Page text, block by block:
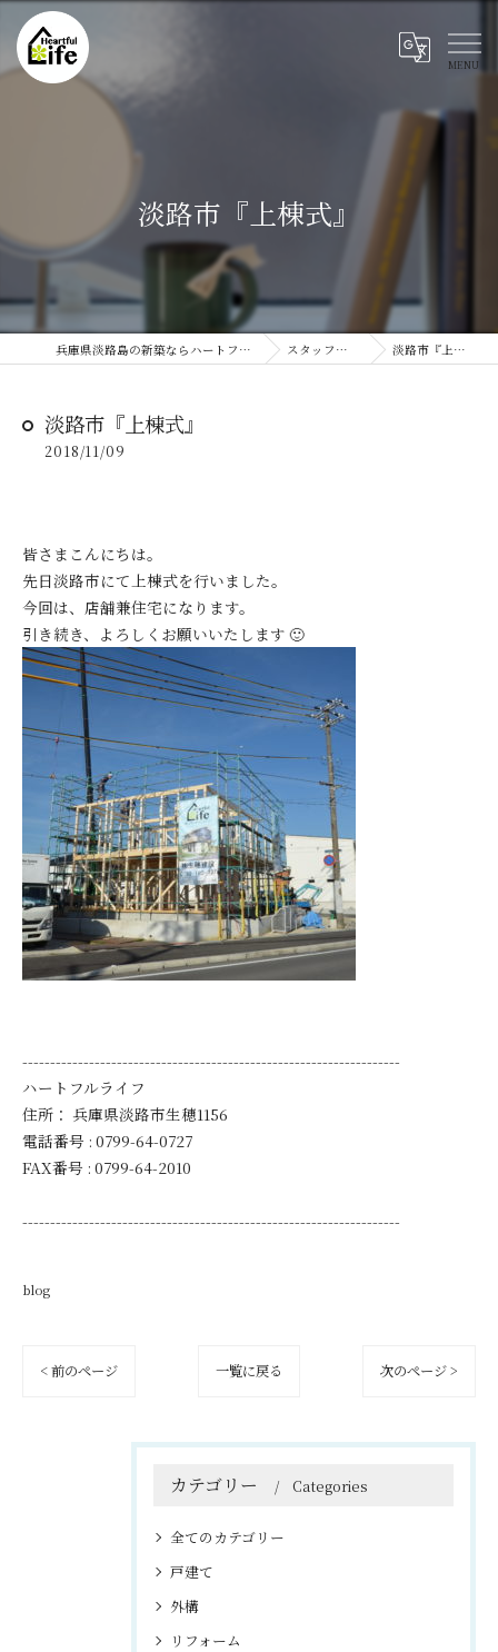
淡路市『上棟式』
兵庫県淡路島の新築ならハートフルライフ スタッフブログ 淡路市『上棟式』
淡路市『上棟式』
2018/11/09
皆さまこんにちは。
先日淡路市にて上棟式を行いました。
今回は、店舗兼住宅になります。
引き続き、よろしくお願いいたします 🙂
--------------------------------------------------------------------
ハートフルライフ
住所： 兵庫県淡路市生穂1156
電話番号 : 0799-64-0727
FAX番号 : 0799-64-2010
--------------------------------------------------------------------
blog
< 前のページ 一覧に戻る 次のページ >
カテゴリー Categories
全てのカテゴリー
戸建て
外構
リフォーム